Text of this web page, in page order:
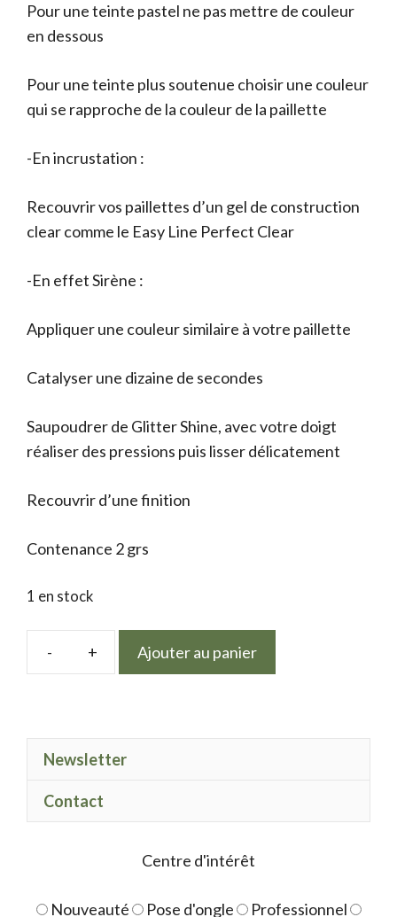
Pour une teinte pastel ne pas mettre de couleur
en dessous
Pour une teinte plus soutenue choisir une couleur
qui se rapproche de la couleur de la paillette
-En incrustation :
Recouvrir vos paillettes d’un gel de construction
clear comme le Easy Line Perfect Clear
-En effet Sirène :
Appliquer une couleur similaire à votre paillette
Catalyser une dizaine de secondes
Saupoudrer de Glitter Shine, avec votre doigt
réaliser des pressions puis lisser délicatement
Recouvrir d’une finition
Contenance 2 grs
1 en stock
quantité
fine
tagada
Ajouter au panier
Newsletter
Contact
Centre d'intérêt
Nouveauté Pose d'ongle Professionnel